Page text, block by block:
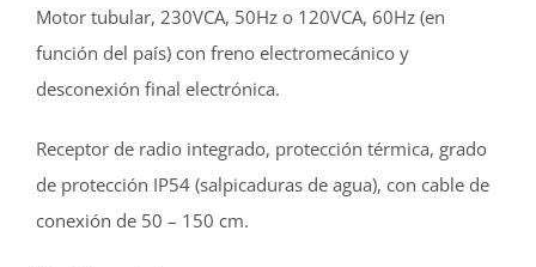
Motor tubular, 230VCA, 50Hz o 120VCA, 60Hz (en
función del país) con freno electromecánico y
desconexión final electrónica.
Receptor de radio integrado, protección térmica, grado
de protección IP54 (salpicaduras de agua), con cable de
conexión de 50 – 150 cm.